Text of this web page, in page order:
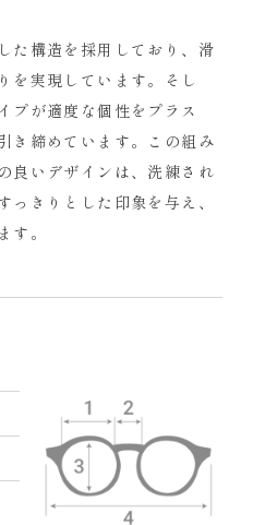
た構造を採用しており、滑
を実現しています。そし
プが適度な個性をプラス
き締めています。この組み
良いデザインは、洗練され
きりとした印象を与え、
す。